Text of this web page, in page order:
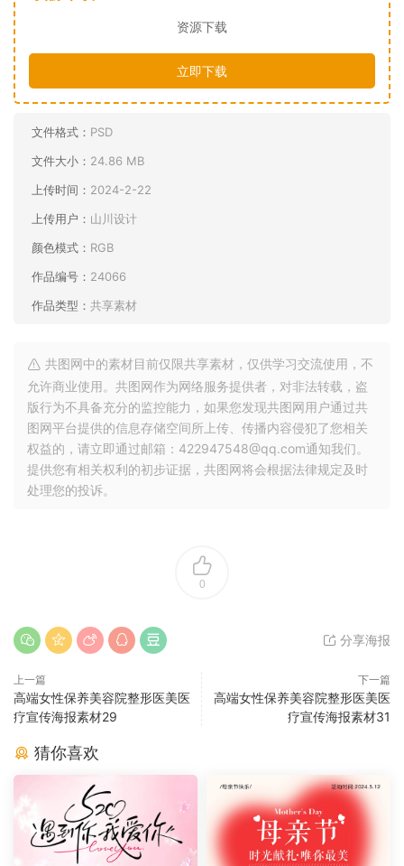
资源下载
立即下载
文件格式： PSD
文件大小： 24.86 MB
上传时间： 2024-2-22
上传用户： 山川设计
颜色模式： RGB
作品编号： 24066
作品类型： 共享素材
共图网中的素材目前仅限共享素材，仅供学习交流使用，不
允许商业使用。共图网作为网络服务提供者，对非法转载，盗
版行为不具备充分的监控能力，如果您发现共图网用户通过共
图网平台提供的信息存储空间所上传、传播内容侵犯了您相关
权益的，请立即通过邮箱：422947548@qq.com通知我们。
提供您有相关权利的初步证据，共图网将会根据法律规定及时
处理您的投诉。
0
分享海报
上一篇
高端女性保养美容院整形医美医
疗宣传海报素材29
下一篇
高端女性保养美容院整形医美医
疗宣传海报素材31
猜你喜欢